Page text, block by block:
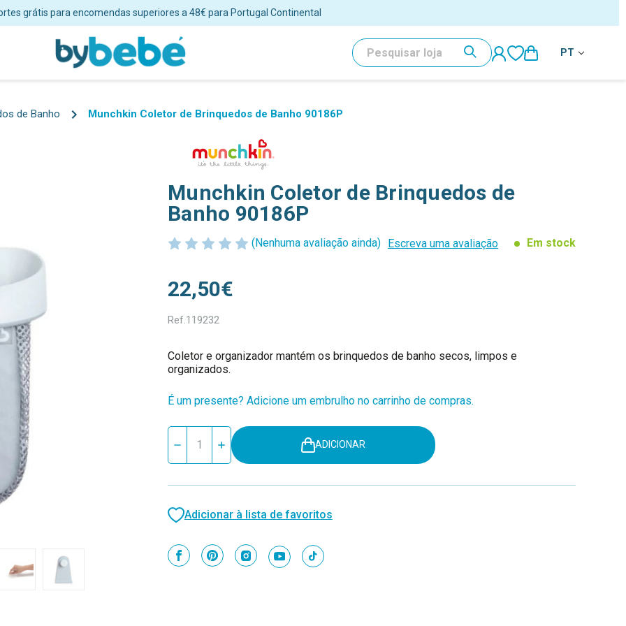
Envios em 24/48 horas úteis para Portugal Continental
PESQUISAR
PT
de Banho Munchkin Coletor de Brinquedos de Banho 90186P
Munchkin Coletor de Brinquedos de
Banho 90186P
(Nenhuma avaliação ainda) Escreva uma avaliação Em stock
22,50€
Ref.119232
Coletor e organizador mantém os brinquedos de banho secos, limpos e
organizados.
É um presente? Adicione um embrulho no carrinho de compras.
Stock
Reduzir
de
Coletor
Brinquedos
de
90186P
Aumentar
quantidade
de
Coletor
Brinquedos
de
90186P
ADICIONAR
Adicionar à lista de favoritos